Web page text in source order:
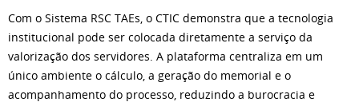
Com o Sistema RSC TAEs, o CTIC demonstra que a tecnologia
institucional pode ser colocada diretamente a serviço da
valorização dos servidores. A plataforma centraliza em um
único ambiente o cálculo, a geração do memorial e o
acompanhamento do processo, reduzindo a burocracia e